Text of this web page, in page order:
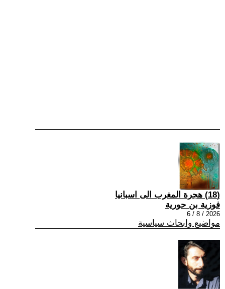
(18) هجرة المغرب الى اسبانيا
فوزية بن حورية
2026 / 8 / 6
مواضيع وابحاث سياسية